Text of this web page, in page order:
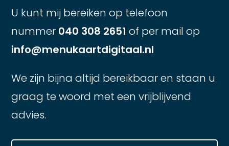
U kunt mij bereiken op telefoon
nummer 040 308 2651 of per mail op
info@menukaartdigitaal.nl
We zijn bijna altijd bereikbaar en staan u
graag te woord met een vrijblijvend
advies.